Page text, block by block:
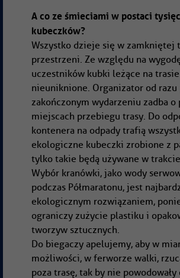
A co ze śmieciami w postaci
kubeczków?
Wszystko dzieje się w zamkniętej
przestrzeni. Ze względu na
uczestników kubki leżące na
nieuniknione. Organizator od razu
zakończonym wydarzeniu zadba o
miejscach przebiegu trasy. Do
kontenera na odpady trafią
ekologiczne kubeczki zrobione z
tylko takie będą używane w
Wybór kranówki, jako wody
podczas Półmaratonu, jest
ekologicznym rozwiązaniem,
ograniczy zużycie plastiku i
tworzyw sztucznych.
Do biegaczy apelujemy, aby w
możliwości, w ferworze walki,
poza trasę, tak by nie powodowały